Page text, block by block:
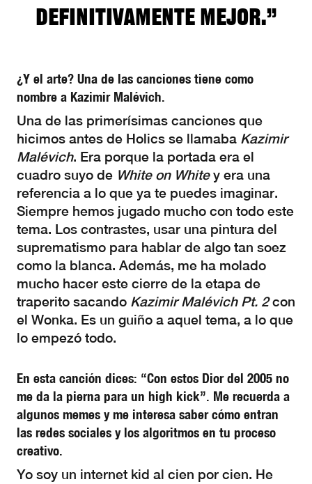
definitivamente mejor.”
¿Y el arte? Una de las canciones tiene como
nombre a Kazimir Malévich.
Una de las primerísimas canciones que
hicimos antes de Holics se llamaba Kazimir
Malévich. Era porque la portada era el
cuadro suyo de White on Whitey era una
referencia a lo que ya te puedes imaginar.
Siempre hemos jugado mucho con todo este
tema. Los contrastes, usar una pintura del
suprematismo para hablar de algo tan soez
como la blanca. Además, me ha molado
mucho hacer este cierre de la etapa de
traperito sacando Kazimir Malévich Pt. 2con
el Wonka. Es un guiño a aquel tema, a lo que
lo empezó todo.
En esta canción dices: “Con estos Dior del 2005 no
me da la pierna para un high kick”. Me recuerda a
algunos memes y me interesa saber cómo entran
las redes sociales y los algoritmos en tu proceso
creativo.
Yo soy un internet kid al cien por cien. He